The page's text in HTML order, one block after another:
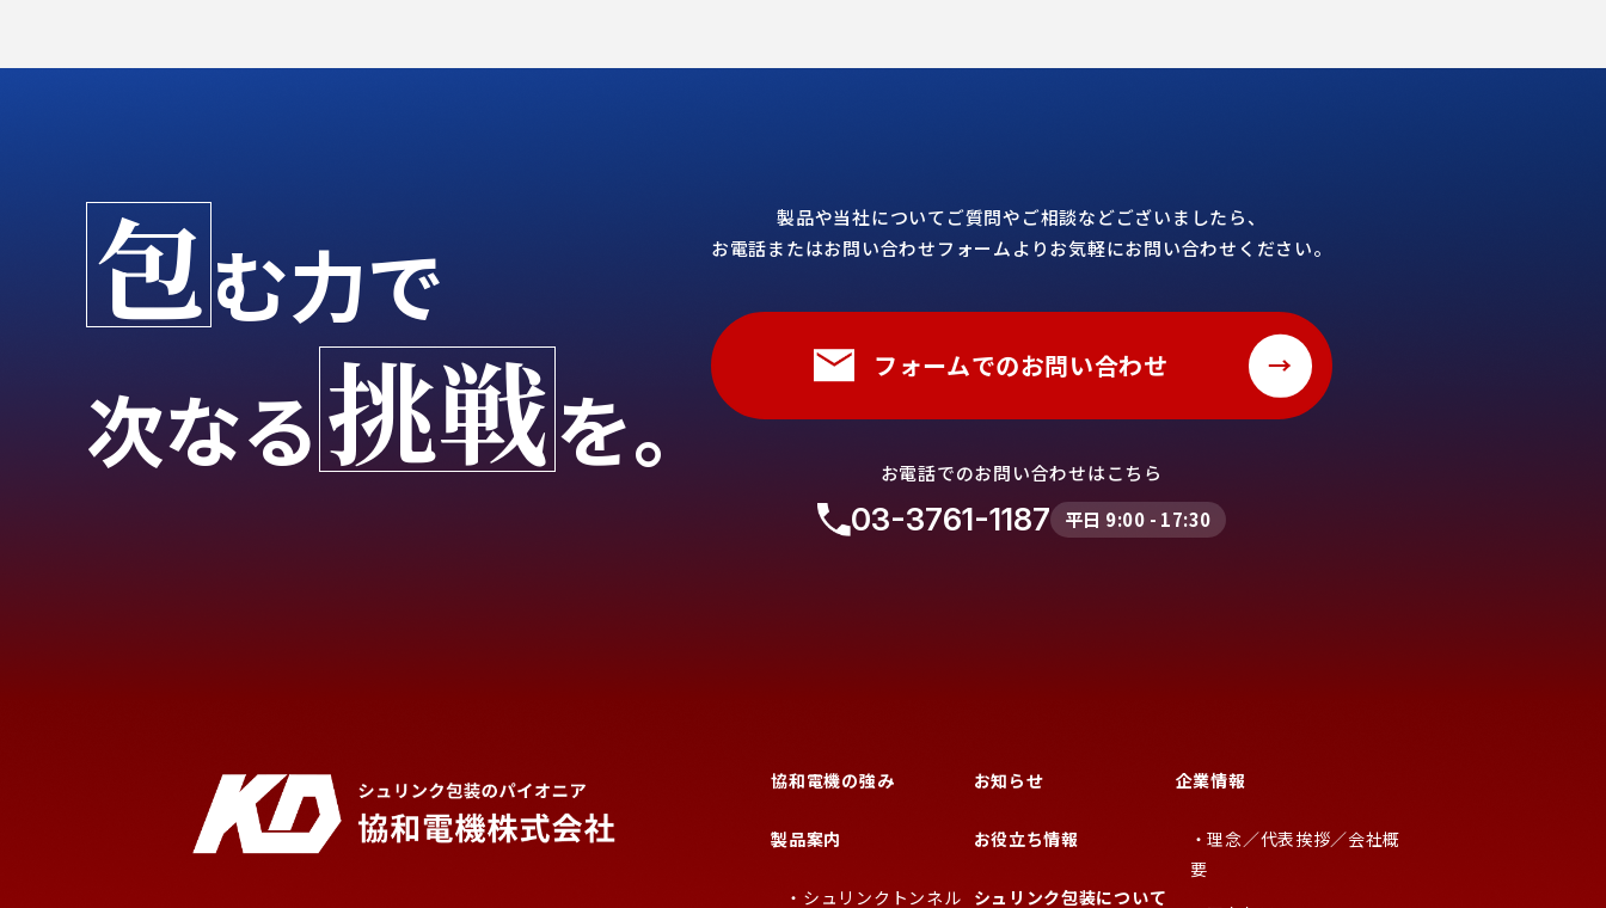
包む力で
次なる挑戦を。
製品や当社についてご質問やご相談などございましたら、
お電話またはお問い合わせフォームよりお気軽にお問い合わせください。
フォームでのお問い合わせ →
お電話でのお問い合わせはこちら
03-3761-1187 平日 9:00 - 17:30
協和電機の強み
製品案内
・シュリンクトンネル
お知らせ
お役立ち情報
シュリンク包装について
企業情報
・理念／代表挨拶／会社概
要